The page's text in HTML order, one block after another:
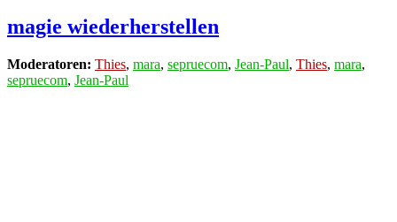
magie wiederherstellen
Moderatoren: Thies, mara, sepruecom, Jean-Paul, Thies, mara,
sepruecom, Jean-Paul